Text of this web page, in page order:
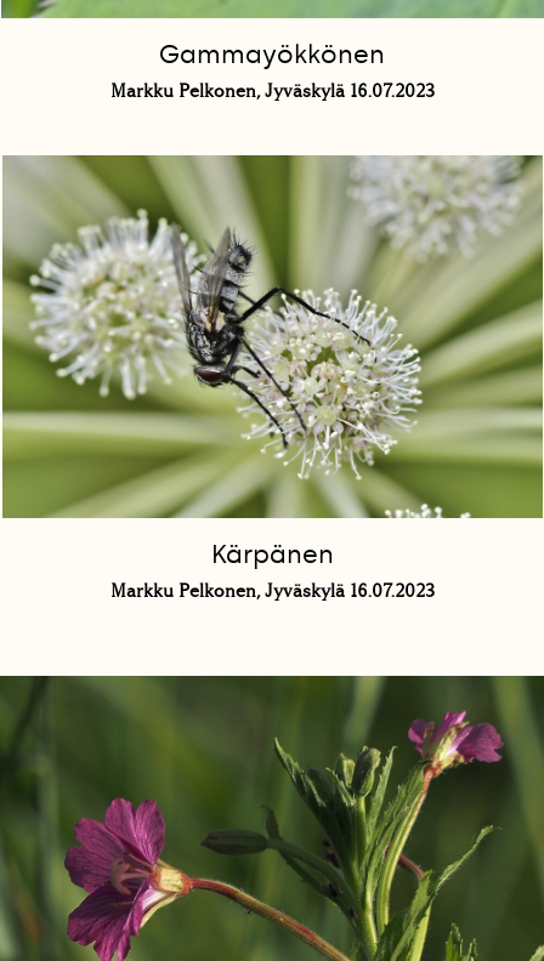
Gammayökkönen
Markku Pelkonen, Jyväskylä 16.07.2023
Kärpänen
Markku Pelkonen, Jyväskylä 16.07.2023